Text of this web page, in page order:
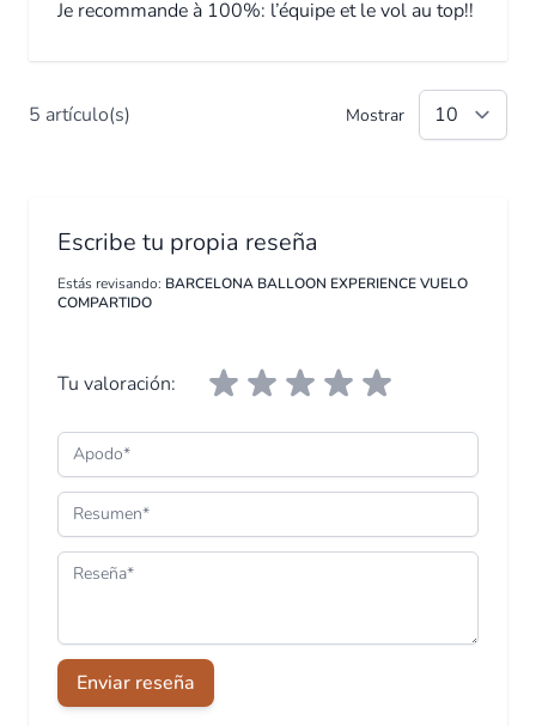
Je recommande à 100%: l’équipe et le vol au top!!
5 artículo(s) Mostrar
Escribe tu propia reseña
Estás revisando: BARCELONA BALLOON EXPERIENCE VUELO
COMPARTIDO
Tu valoración:
Apodo
Resumen
Reseña
Enviar reseña